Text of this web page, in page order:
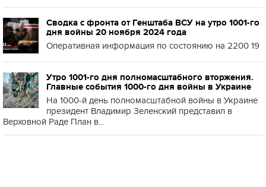
Сводка с фронта от Генштаба ВСУ на утро 1001-го
дня войны 20 ноября 2024 года
Оперативная информация по состоянию на 2200 19
Утро 1001-го дня полномасштабного вторжения.
Главные события 1000-го дня войны в Украине
На 1000-й день полномасштабной войны в Украине
президент Владимир Зеленский представил в
Верховной Раде План в...